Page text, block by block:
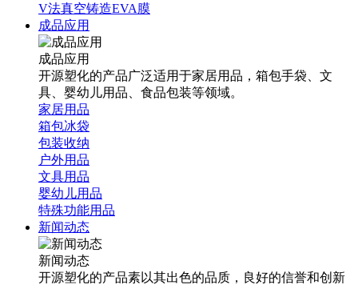
V法真空铸造EVA膜
成品应用
成品应用
开源塑化的产品广泛适用于家居用品，箱包手袋、文
具、婴幼儿用品、食品包装等领域。
家居用品
箱包冰袋
包装收纳
户外用品
文具用品
婴幼儿用品
特殊功能用品
新闻动态
新闻动态
开源塑化的产品素以其出色的品质，良好的信誉和创新